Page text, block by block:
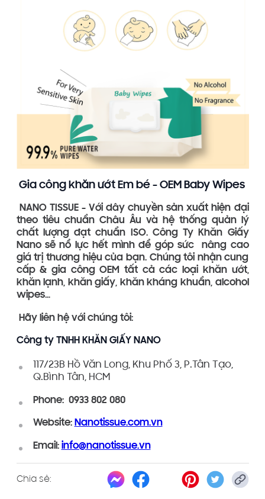
Gia công khăn ướt Em bé - OEM Baby Wipes
NANO TISSUE - Với dây chuyền sản xuất hiện đại
theo tiêu chuẩn Châu Âu và hệ thống quản lý
chất lượng đạt chuẩn ISO. Công Ty Khăn Giấy
Nano sẽ nổ lực hết mình để góp sức nâng cao
giá trị thương hiệu của bạn. Chúng tôi nhận cung
cấp & gia công OEM tất cả các loại khăn ướt,
khăn lạnh, khăn giấy, khăn kháng khuẩn, alcohol
wipes…
Hãy liên hệ với chúng tôi:
Công ty TNHH KHĂN GIẤY NANO
117/23B Hồ Văn Long, Khu Phố 3, P.Tân Tạo,
Q.Bình Tân, HCM
Phone: 0933 802 080
Website: Nanotissue.com.vn
Email: info@nanotissue.vn
Chia sẻ: